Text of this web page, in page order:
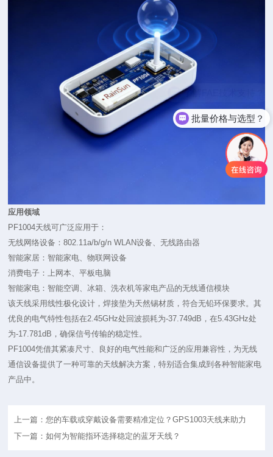
应用领域
PF1004天线可广泛应用于：
无线网络设备：802.11a/b/g/n WLAN设备、无线路由器
智能家居：智能家电、物联网设备
消费电子：上网本、平板电脑
智能家电：智能空调、冰箱、洗衣机等家电产品的无线通信模块
该天线采用线性极化设计，焊接垫为天然锡材质，符合无铅环保要求。其
优良的电气特性包括在2.45GHz处回波损耗为-37.749dB，在5.43GHz处
为-17.781dB，确保信号传输的稳定性。
PF1004凭借其紧凑尺寸、良好的电气性能和广泛的应用兼容性，为无线
通信设备提供了一种可靠的天线解决方案，特别适合集成到各种智能家电
产品中。
上一篇：您的车载或穿戴设备需要精准定位？GPS1003天线来助力
下一篇：如何为智能指环选择稳定的蓝牙天线？
了解FAE技术支持？
批量价格与选型？